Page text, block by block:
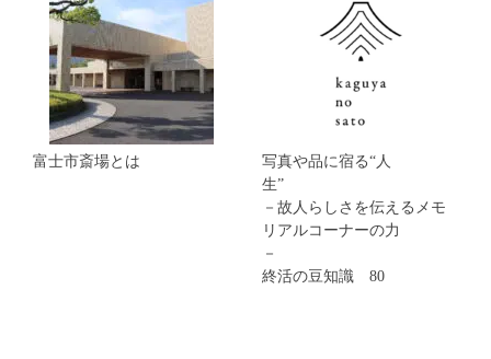
富士市斎場とは
写真や品に宿る“人
生
－故人らしさを伝えるメモ
リアルコーナーの力
終活の豆知識 80